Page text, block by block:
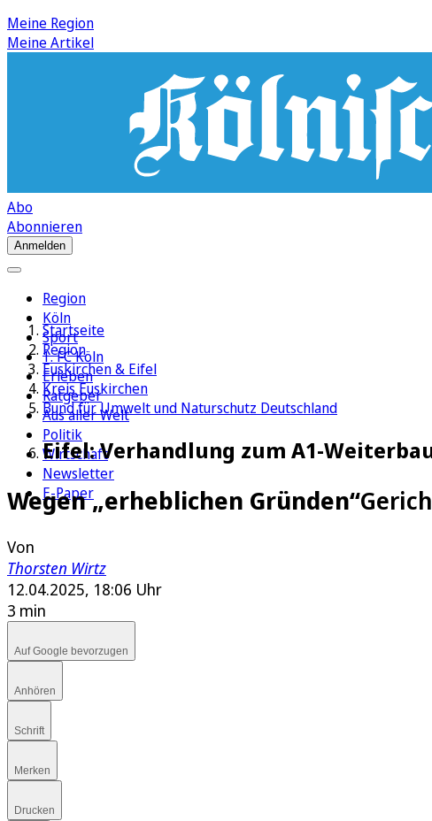
Meine Region
Meine Artikel
Abo
Abonnieren
Anmelden
Region
Köln
Sport
1. FC Köln
Erleben
Ratgeber
Aus aller Welt
Politik
Wirtschaft
Newsletter
E-Paper
Startseite
Region
Euskirchen & Eifel
Kreis Euskirchen
Bund für Umwelt und Naturschutz Deutschland
Eifel: Verhandlung zum A1-
Wegen „erheblichen Gründen“
Von
Thorsten Wirtz
12.04.2025, 18:06 Uhr
3 min
Auf Google bevorzugen
Anhören
Schrift
Merken
Drucken